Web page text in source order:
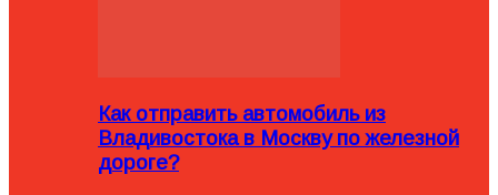
Как отправить автомобиль из
Владивостока в Москву по железной
дороге?